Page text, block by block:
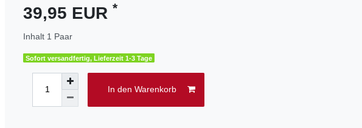
39,95 EUR *
Inhalt 1 Paar
Sofort versandfertig, Lieferzeit 1-3 Tage
In den Warenkorb